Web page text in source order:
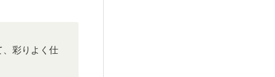
、彩りよく仕